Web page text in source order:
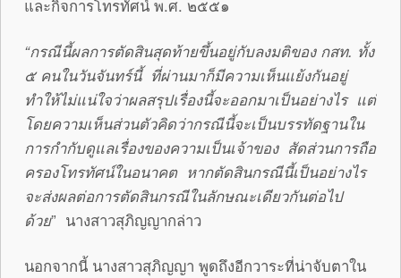
และกิจการโทรทัศน์ พ.ศ. ๒๕๕๑
“กรณีนี้ผลการตัดสินสุดท้ายขึ้นอยู่กับลงมติของ กสท. ทั้ง
๕ คนในวันจันทร์นี้ ที่ผ่านมาก็มีความเห็นแย้งกันอยู่
ทำให้ไม่แน่ใจว่าผลสรุปเรื่องนี้จะออกมาเป็นอย่างไร แต่
โดยความเห็นส่วนตัวคิดว่ากรณีนี้จะเป็นบรรทัดฐานใน
การกำกับดูแลเรื่องของความเป็นเจ้าของ สัดส่วนการถือ
ครองโทรทัศน์ในอนาคต หากตัดสินกรณีนี้เป็นอย่างไร
จะส่งผลต่อการตัดสินกรณีในลักษณะเดียวกันต่อไป
ด้วย” นางสาวสุภิญญากล่าว
นอกจากนี้ นางสาวสุภิญญา พูดถึงอีกวาระที่น่าจับตาใน